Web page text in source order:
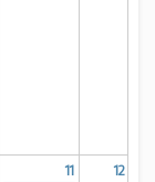
11 12